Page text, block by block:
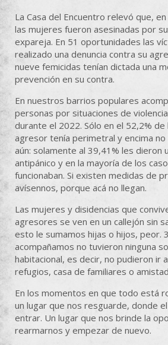
La Casa del Encuentro relevó que,
las mujeres fueron asesinadas por
expareja. En 51 oportunidades las
realizado una denuncia contra su
nueve femicidas tenían dictada una
prevención en su contra.
En nuestros barrios populares
personas por situaciones de
durante el 2022. Sólo en el 52,2% de
agresor tenía perimetral y encima
aún: solamente al 39,41% les dieron
antipánico y en la mayoría de los
funcionaban. Si existen medidas de
avísennos, porque acá no llegan.
Las mujeres y disidencias que
agresores se ven en un callejón sin
esto le sumamos hijas o hijos, peor.
acompañamos no tuvieron ninguna
habitacional, es decir, no pudieron ir
refugios, casa de familiares o
En los momentos en que todo está
un lugar que nos resguarde, donde
entrar. Un lugar que nos brinde la
rearmarnos y empezar de nuevo.